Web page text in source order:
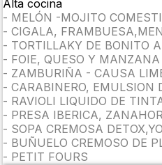
Alta cocina
- MELÓN -MOJITO
- CIGALA,
- TORTILLAKY DE BONITO
- FOIE, QUESO Y MANZANA
- ZAMBURIÑA - CAUSA
- CARABINERO, EMULSION
- RAVIOLI LIQUIDO DE
- PRESA IBERICA,
- SOPA CREMOSA
- BUÑUELO CREMOSO DE
- PETIT FOURS